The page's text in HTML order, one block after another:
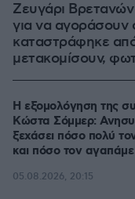
Ζευγάρι
για να αγοράσουν
καταστράφηκε
μετακομίσουν,
Η εξομολόγηση της
Κώστα Σόμμερ:
ξεχάσει πόσο πολύ
και πόσο τον αγαπάμε
05.08.2026, 20:15